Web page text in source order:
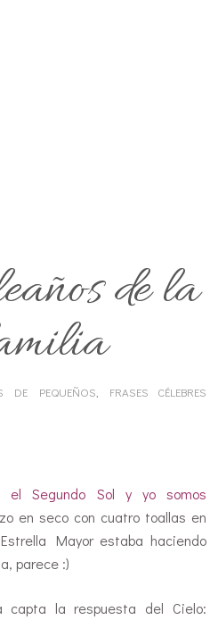
de la
DE PEQUEÑOS
FRASES CÉLEBRES
el Segundo Sol y yo somos
en seco con cuatro toallas en
Mayor estaba haciendo
parece :)
capta la respuesta del Cielo: